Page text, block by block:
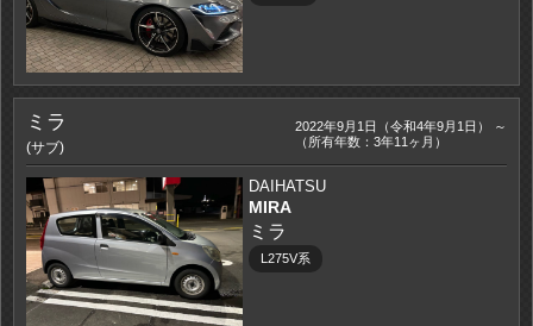
ミラ
(サブ)
2022年9月1日（令和4年9月1日） ～
（所有年数：3年11ヶ月）
DAIHATSU
MIRA
ミラ
L275V系